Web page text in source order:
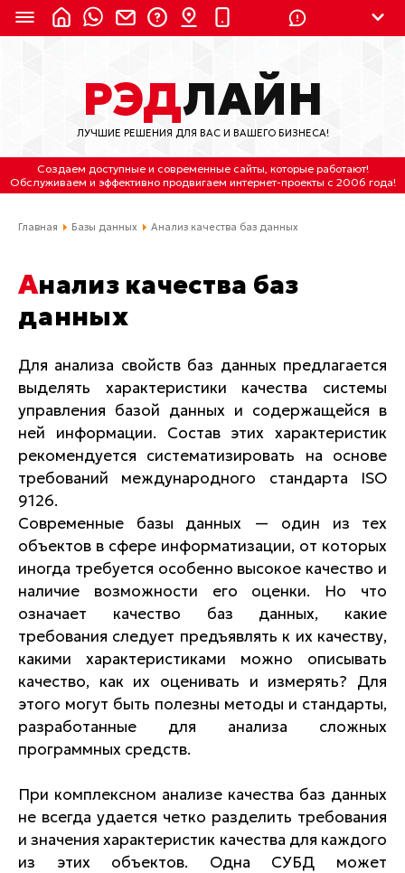
8 (800) 550-9899 (с 2:30 до 11:30 по
Мск)
Бесплатно по России
(4212) 658-653
(4212) 637-673
Отдельный вход \ Левый торец здания
Пн-пт. с 9:30 до 18:30 (по Хбк)
info@lred.ru
Все контакты
РЭДЛАЙН
ЛУЧШИЕ РЕШЕНИЯ ДЛЯ ВАС И ВАШЕГО БИЗНЕСА!
Создаем доступные и современные сайты, которые работают!
Обслуживаем и эффективно продвигаем интернет-проекты с 2006 года!
Главная Базы данных Анализ качества баз данных
Анализ качества баз
данных
Для анализа свойств баз данных предлагается
выделять характеристики качества системы
управления базой данных и содержащейся в
ней информации. Состав этих характеристик
рекомендуется систематизировать на основе
требований международного стандарта ISO
9126.
Современные базы данных — один из тех
объектов в сфере информатизации, от которых
иногда требуется особенно высокое качество и
наличие возможности его оценки. Но что
означает качество баз данных, какие
требования следует предъявлять к их качеству,
какими характеристиками можно описывать
качество, как их оценивать и измерять? Для
этого могут быть полезны методы и стандарты,
разработанные для анализа сложных
программных средств.
При комплексном анализе качества баз данных
не всегда удается четко разделить требования
и значения характеристик качества для каждого
из этих объектов. Одна СУБД может